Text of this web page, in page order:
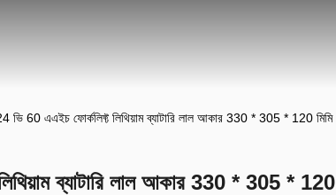
ভি 60 এএইচ ফোর্কলিফ্ট লিথিয়াম ব্যাটারি লাল আকার 330 * 305 * 120 মিমি
ব্যাটারি লাল আকার 330 * 305 * 120